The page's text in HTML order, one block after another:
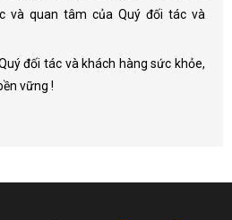
và quan tâm của Quý đối tác và
đối tác và khách hàng sức khỏe,
vững !